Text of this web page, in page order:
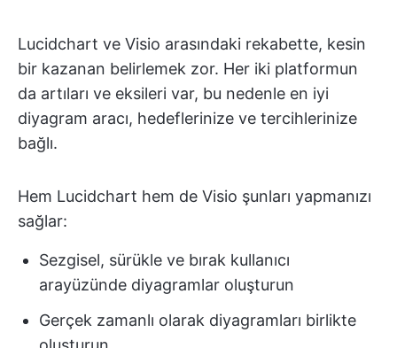
Lucidchart ve Visio arasındaki rekabette, kesin
bir kazanan belirlemek zor. Her iki platformun
da artıları ve eksileri var, bu nedenle en iyi
diyagram aracı, hedeflerinize ve tercihlerinize
bağlı.
Hem Lucidchart hem de Visio şunları yapmanızı
sağlar:
Sezgisel, sürükle ve bırak kullanıcı
arayüzünde diyagramlar oluşturun
Gerçek zamanlı olarak diyagramları birlikte